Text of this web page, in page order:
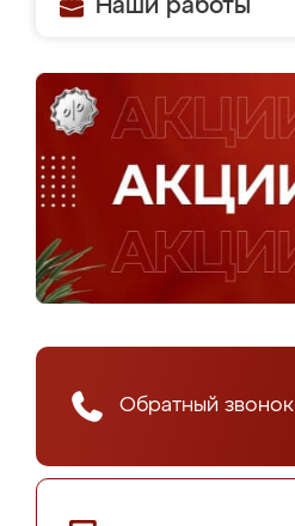
Наши работы
Обратный звонок